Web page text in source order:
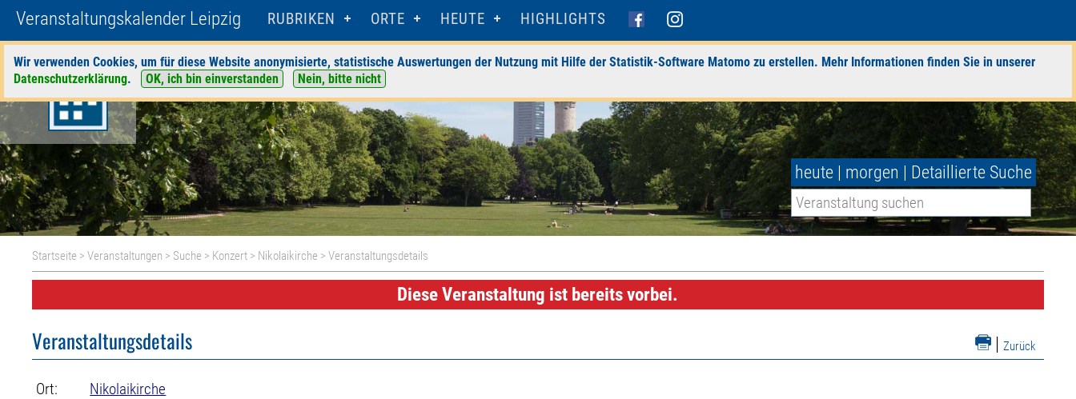
Veranstaltungskalender Leipzig RUBRIKEN ORTE HEUTE HIGHLIGHTS
Wir verwenden Cookies, um für diese Website anonymisierte, statistische Auswertungen der Nutzung mit Hilfe der Statistik-Software Matomo zu erstellen. Mehr Informationen finden Sie in unserer
Datenschutzerklärung. OK, ich bin einverstanden Nein, bitte nicht
heute | morgen | Detaillierte Suche
Startseite >Veranstaltungen > Suche > Konzert > Nikolaikirche > Veranstaltungsdetails
Diese Veranstaltung ist bereits vorbei.
| Zurück
Veranstaltungsdetails
Ort:
Nikolaikirche